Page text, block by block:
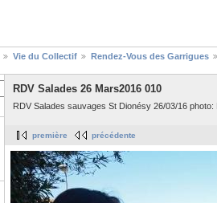
Vie du Collectif
Rendez-Vous des Garrigues
RDV Salades 26 Mars2016 010
RDV Salades sauvages St Dionésy 26/03/16 photo:
première précédente